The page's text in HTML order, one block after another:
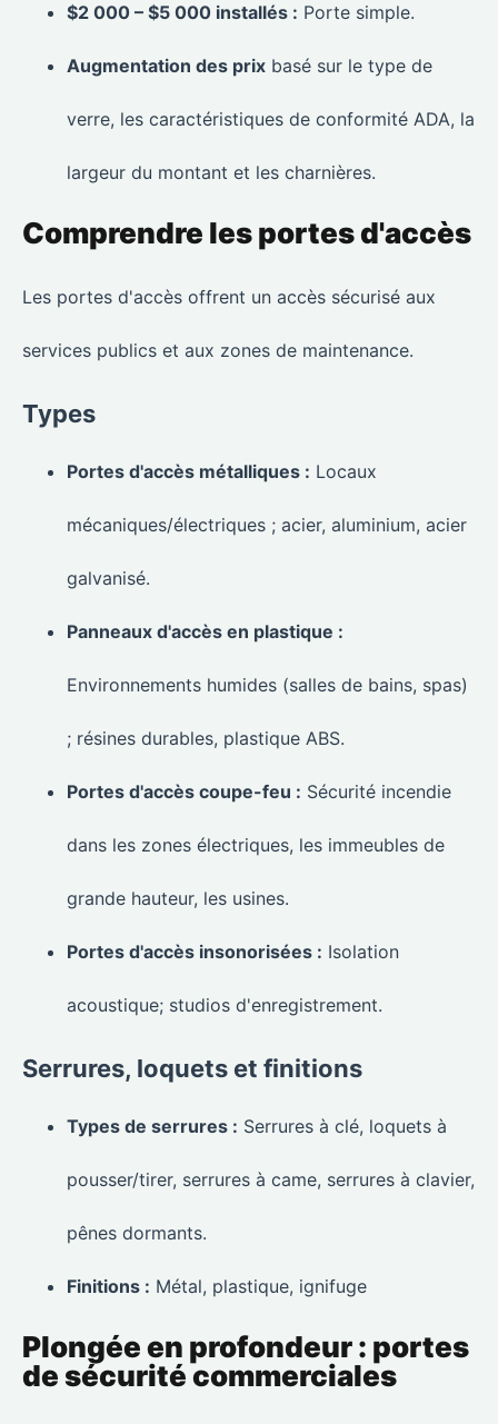
$2 000 – $5 000 installés : Porte simple.
Augmentation des prix basé sur le type de
verre, les caractéristiques de conformité ADA, la
largeur du montant et les charnières.
Comprendre les portes d'accès
Les portes d'accès offrent un accès sécurisé aux
services publics et aux zones de maintenance.
Types
Portes d'accès métalliques : Locaux
mécaniques/électriques ; acier, aluminium, acier
galvanisé.
Panneaux d'accès en plastique :
Environnements humides (salles de bains, spas)
; résines durables, plastique ABS.
Portes d'accès coupe-feu : Sécurité incendie
dans les zones électriques, les immeubles de
grande hauteur, les usines.
Portes d'accès insonorisées : Isolation
acoustique; studios d'enregistrement.
Serrures, loquets et finitions
Types de serrures : Serrures à clé, loquets à
pousser/tirer, serrures à came, serrures à clavier,
pênes dormants.
Finitions : Métal, plastique, ignifuge
Plongée en profondeur : portes
de sécurité commerciales